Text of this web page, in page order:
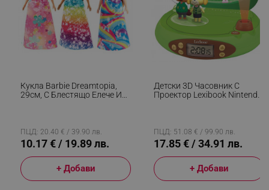
Кукла Barbie Dreamtopia,
29см, С Блестящо Елече И
ПЦД: 20.40 € / 39.90 лв.
10.17 € / 19.89 лв.
+ Добави
Детски 3D Часовник С
Проектор Lexibook Nintendo
ПЦД: 51.08 € / 99.90 лв.
17.85 € / 34.91 лв.
+ Добави